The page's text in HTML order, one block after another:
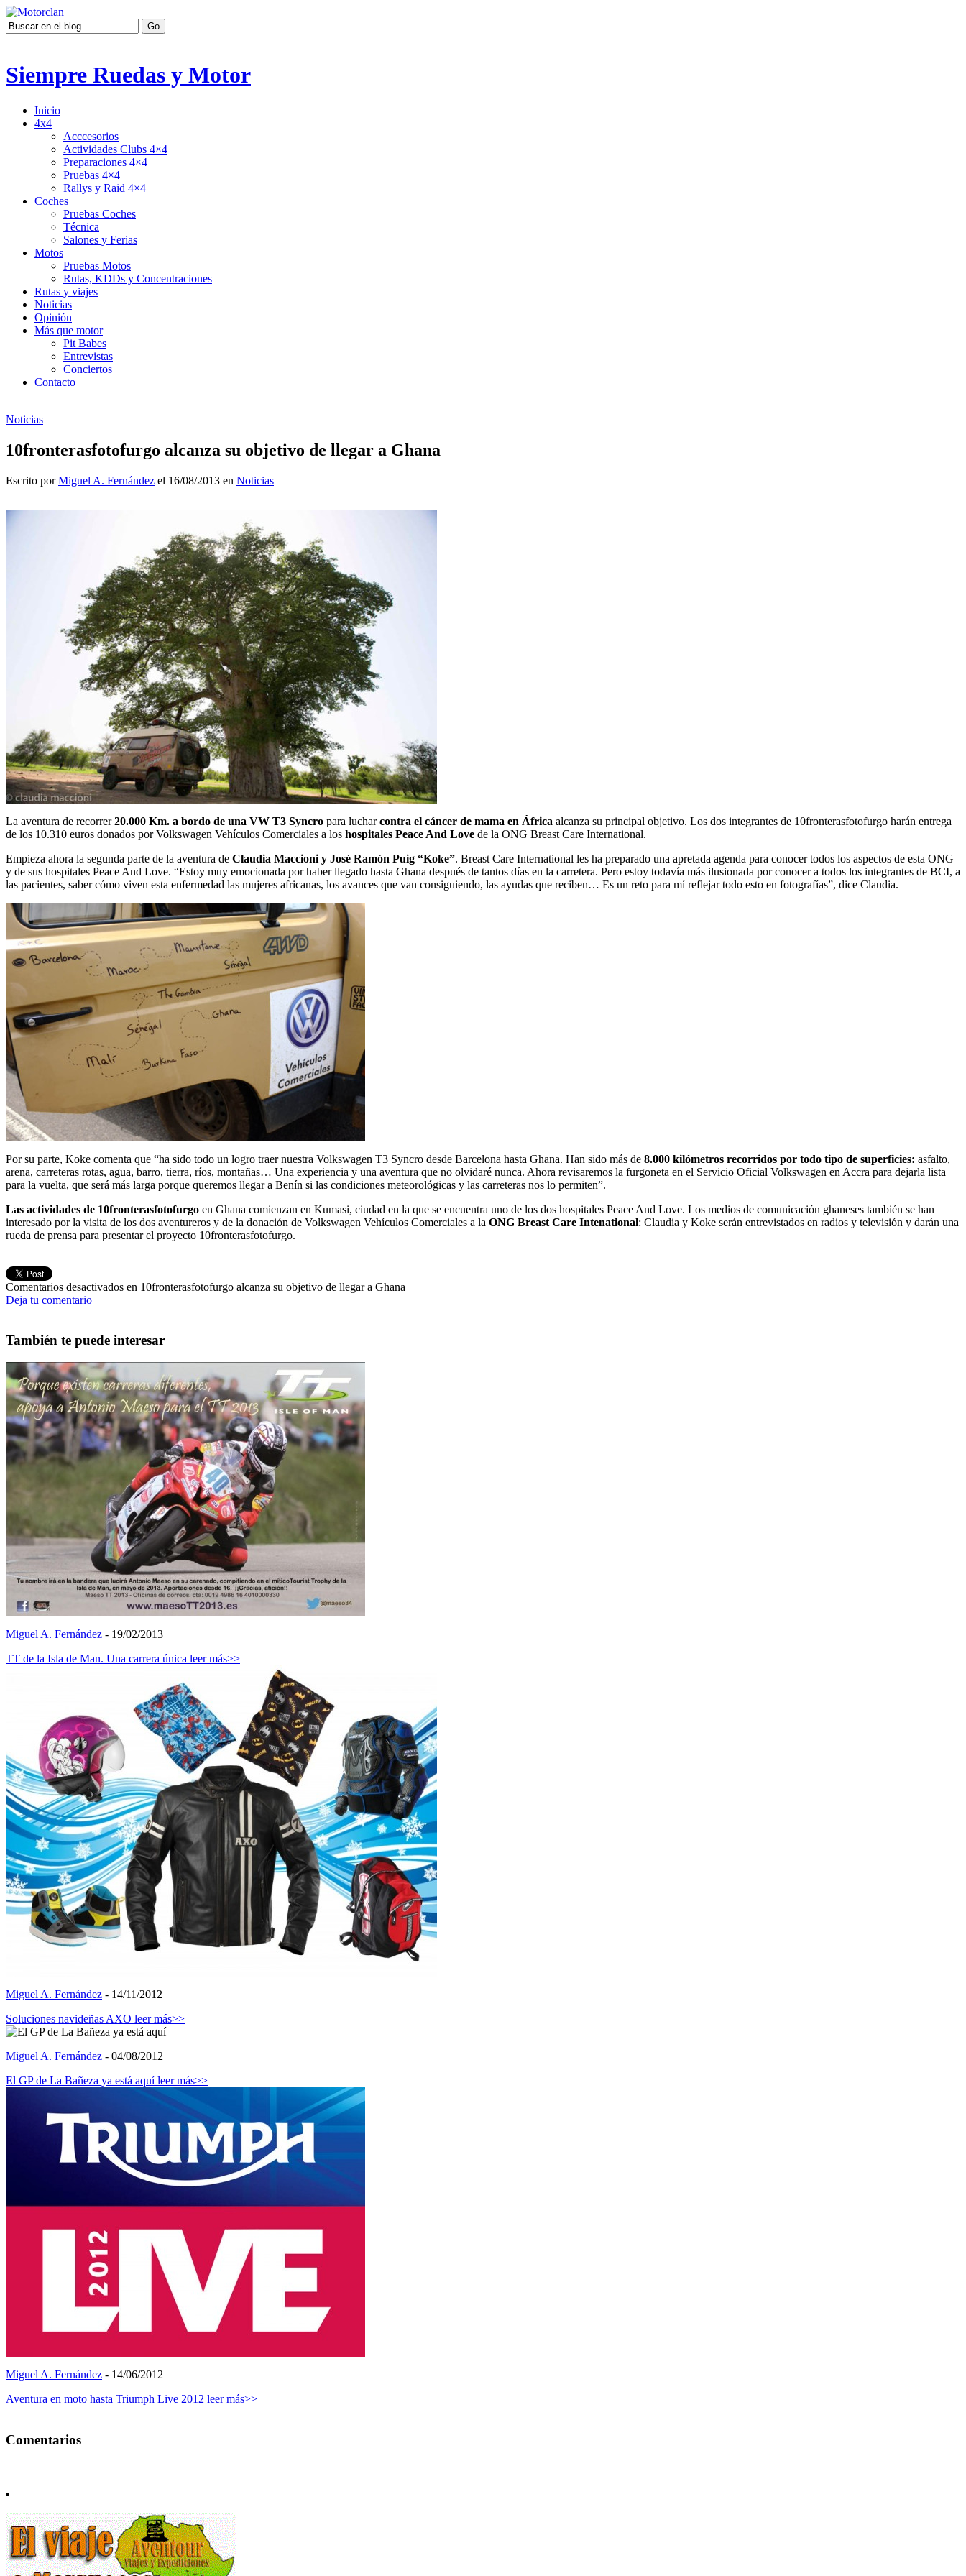
Siempre Ruedas y Motor
Inicio
4x4
Acccesorios
Actividades Clubs 4×4
Preparaciones 4×4
Pruebas 4×4
Rallys y Raid 4×4
Coches
Pruebas Coches
Técnica
Salones y Ferias
Motos
Pruebas Motos
Rutas, KDDs y Concentraciones
Rutas y viajes
Noticias
Opinión
Más que motor
Pit Babes
Entrevistas
Conciertos
Contacto
Noticias
10fronterasfotofurgo alcanza su objetivo de llegar a Ghana
Escrito porMiguel A. Fernández el 16/08/2013 en Noticias
La aventura de recorrer20.000 Km. a bordo de una VW T3 Syncro para lucharcontra el cáncer de mama en África alcanza su principal objetivo. Los dos integrantes de 10fronterasfotofurgo harán entrega
de los 10.310 euros donados por Volkswagen Vehículos Comerciales a los hospitales Peace And Love de la ONG Breast Care International.
Empieza ahora la segunda parte de la aventura de Claudia Maccioni y José Ramón Puig “Koke”. Breast Care International les ha preparado una apretada agenda para conocer todos los aspectos de esta ONG
y de sus hospitales Peace And Love. “Estoy muy emocionada por haber llegado hasta Ghana después de tantos días en la carretera. Pero estoy todavía más ilusionada por conocer a todos los integrantes de BCI, a
las pacientes, saber cómo viven esta enfermedad las mujeres africanas, los avances que van consiguiendo, las ayudas que reciben… Es un reto para mí reflejar todo esto en fotografías”, dice Claudia.
Por su parte, Koke comenta que “ha sido todo un logro traer nuestra Volkswagen T3 Syncro desde Barcelona hasta Ghana. Han sido más de 8.000 kilómetros recorridos por todo tipo de superficies: asfalto,
arena, carreteras rotas, agua, barro, tierra, ríos, montañas… Una experiencia y una aventura que no olvidaré nunca. Ahora revisaremos la furgoneta en el Servicio Oficial Volkswagen en Accra para dejarla lista
para la vuelta, que será más larga porque queremos llegar a Benín si las condiciones meteorológicas y las carreteras nos lo permiten”.
Las actividades de 10fronterasfotofurgo en Ghana comienzan en Kumasi, ciudad en la que se encuentra uno de los dos hospitales Peace And Love. Los medios de comunicación ghaneses también se han
interesado por la visita de los dos aventureros y de la donación de Volkswagen Vehículos Comerciales a la ONG Breast Care Intenational: Claudia y Koke serán entrevistados en radios y televisión y darán una
rueda de prensa para presentar el proyecto 10fronterasfotofurgo.
Comentarios desactivados en 10fronterasfotofurgo alcanza su objetivo de llegar a Ghana
Deja tu comentario
También te puede interesar
Miguel A. Fernández - 19/02/2013
TT de la Isla de Man. Una carrera única leer más>>
Miguel A. Fernández - 14/11/2012
Soluciones navideñas AXO leer más>>
Miguel A. Fernández - 04/08/2012
El GP de La Bañeza ya está aquíleer más>>
Miguel A. Fernández - 14/06/2012
Aventura en moto hasta Triumph Live 2012 leer más>>
Comentarios